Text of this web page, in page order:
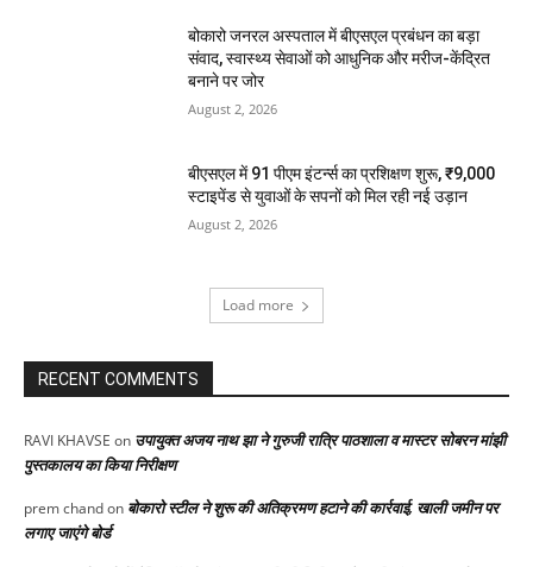
बोकारो जनरल अस्पताल में बीएसएल प्रबंधन का बड़ा
संवाद, स्वास्थ्य सेवाओं को आधुनिक और मरीज-केंद्रित
बनाने पर जोर
August 2, 2026
बीएसएल में 91 पीएम इंटर्न्स का प्रशिक्षण शुरू, ₹9,000
स्टाइपेंड से युवाओं के सपनों को मिल रही नई उड़ान
August 2, 2026
Load more
RECENT COMMENTS
RAVI KHAVSE on उपायुक्त अजय नाथ झा ने गुरुजी रात्रि पाठशाला व मास्टर सोबरन मांझी
पुस्तकालय का किया निरीक्षण
prem chandon बोकारो स्टील ने शुरू की अतिक्रमण हटाने की कार्रवाई, खाली जमीन पर
लगाए जाएंगे बोर्ड